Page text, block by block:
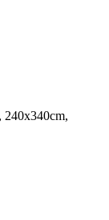
240x340cm,